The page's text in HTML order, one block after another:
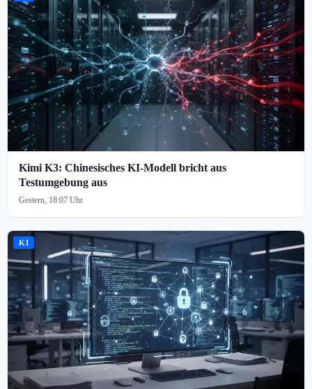
Kimi K3: Chinesisches KI-Modell bricht aus
Testumgebung aus
Gestern, 18:07 Uhr
KI